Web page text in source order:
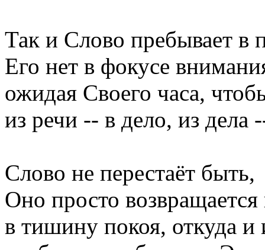
Так и Слово пребывает в
Его нет в фокусе
ожидая Своего часа,
из речи -- в дело, из дела
Слово не перестаёт быть,
Оно просто возвращается
в тишину покоя, откуда и